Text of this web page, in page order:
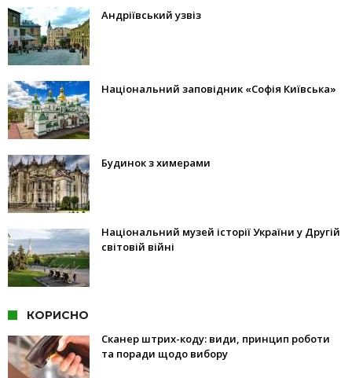
Андріївський узвіз
Національний заповідник «Софія Київська»
Будинок з химерами
Національний музей історії України у Другій
світовій війні
КОРИСНО
Сканер штрих-коду: види, принцип роботи
та поради щодо вибору